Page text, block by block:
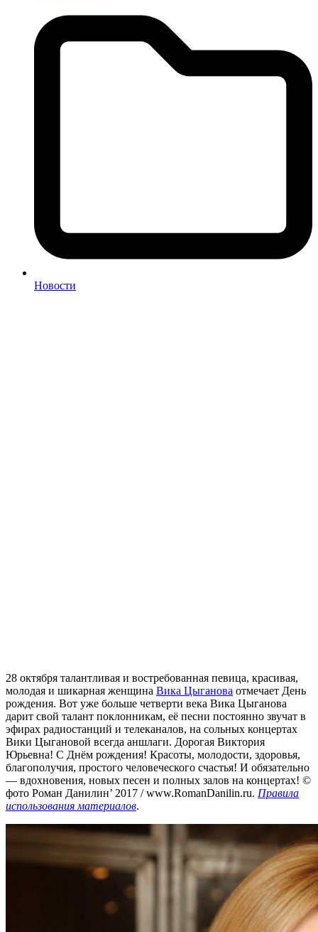
Новости
28 октября талантливая и востребованная певица, красивая,
молодая и шикарная женщина Вика Цыганова отмечает День
рождения. Вот уже больше четверти века Вика Цыганова
дарит свой талант поклонникам, её песни постоянно звучат в
эфирах радиостанций и телеканалов, на сольных концертах
Вики Цыгановой всегда аншлаги. Дорогая Виктория
Юрьевна! С Днём рождения! Красоты, молодости, здоровья,
благополучия, простого человеческого счастья! И обязательно
— вдохновения, новых песен и полных залов на концертах! ©
фото Роман Данилин’ 2017 / www.RomanDanilin.ru. Правила
использования материалов.